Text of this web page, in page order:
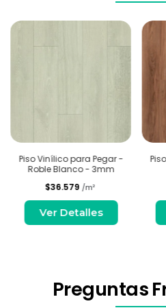
Piso Vinílico para Pegar -
Roble Blanco - 3mm
$36.579 /m²
Ver Detalles
Preguntas